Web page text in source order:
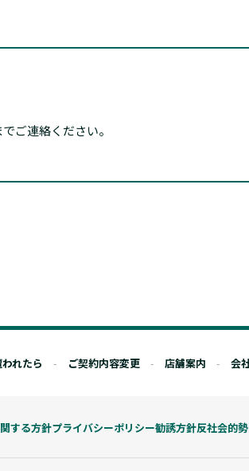
ご連絡ください。
れたら ご契約内容変更 店舗案内 会
する方針プライバシーポリシー勧誘方針反社会的